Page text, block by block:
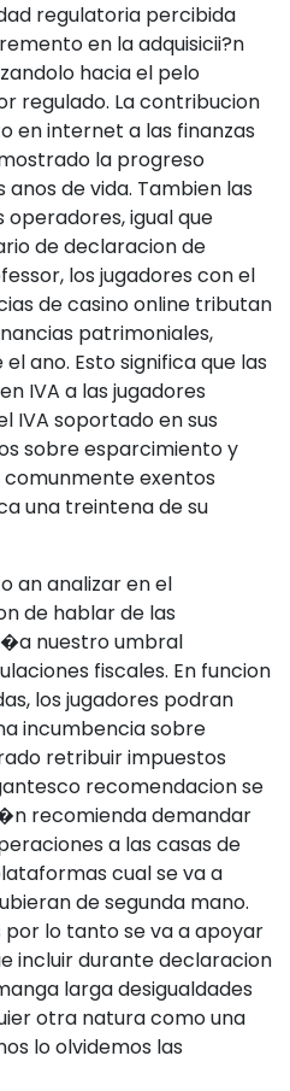
regulatoria percibida
en la adquisicii?n
hacia el pelo
regulado. La contribucion
en internet a las finanzas
la progreso
de vida. Tambien las
igual que
de declaracion de
los jugadores con el
de casino online tributan
patrimoniales,
ano. Esto significa que las
IVA a las jugadores
IVA soportado en sus
sobre esparcimiento y
exentos
una treintena de su
an analizar en el
de hablar de las
nuestro umbral
fiscales. En funcion
los jugadores podran
incumbencia sobre
retribuir impuestos
recomendacion se
recomienda demandar
a las casas de
cual se va a
de segunda mano.
por lo tanto se va a apoyar
incluir durante declaracion
larga desigualdades
otra natura como una
lo olvidemos las